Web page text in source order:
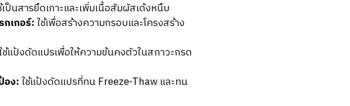
เป็นสารยึดเกาะและเพิ่มเนื้อสัมผัสเด้งหนึบ
เกอร์:ใช้เพื่อสร้างความกรอบและโครงสร้าง
ช้แป้งดัดแปรเพื่อให้ความข้นคงตัวในสภาวะกรด
อง:ใช้แป้งดัดแปรที่ทน Freeze-Thaw และทน